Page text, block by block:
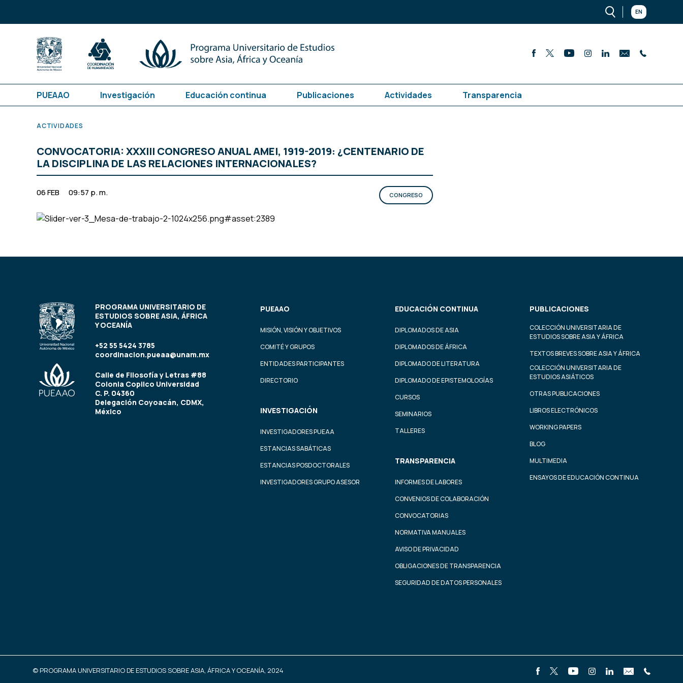
EN
PUEAAO Investigación Educación continua Publicaciones Actividades Transparencia
ACTIVIDADES
CONVOCATORIA: XXXIII CONGRESO ANUAL AMEI, 1919-2019: ¿CENTENARIO DE
LA DISCIPLINA DE LAS RELACIONES INTERNACIONALES?
06 FEB 09:57 p. m. CONGRESO
PROGRAMA UNIVERSITARIO DE
ESTUDIOS SOBRE ASIA, ÁFRICA
Y OCEANÍA
+52 55 5424 3785
coordinacion.pueaa@unam.mx
Calle de Filosofía y Letras #88
Colonia Copilco Universidad
C. P. 04360
Delegación Coyoacán, CDMX,
México
PUEAAO
MISIÓN, VISIÓN Y OBJETIVOS
COMITÉ Y GRUPOS
ENTIDADES PARTICIPANTES
DIRECTORIO
INVESTIGACIÓN
INVESTIGADORES PUEAA
ESTANCIAS SABÁTICAS
ESTANCIAS POSDOCTORALES
INVESTIGADORES GRUPO ASESOR
EDUCACIÓN CONTINUA
DIPLOMADOS DE ASIA
DIPLOMADOS DE ÁFRICA
DIPLOMADO DE LITERATURA
DIPLOMADO DE EPISTEMOLOGÍAS
CURSOS
SEMINARIOS
TALLERES
TRANSPARENCIA
INFORMES DE LABORES
CONVENIOS DE COLABORACIÓN
CONVOCATORIAS
NORMATIVA MANUALES
AVISO DE PRIVACIDAD
OBLIGACIONES DE TRANSPARENCIA
SEGURIDAD DE DATOS PERSONALES
PUBLICACIONES
COLECCIÓN UNIVERSITARIA DE
ESTUDIOS SOBRE ASIA Y ÁFRICA
TEXTOS BREVES SOBRE ASIA Y ÁFRICA
COLECCIÓN UNIVERSITARIA DE
ESTUDIOS ASIÁTICOS
OTRAS PUBLICACIONES
LIBROS ELECTRÓNICOS
WORKING PAPERS
BLOG
MULTIMEDIA
ENSAYOS DE EDUCACIÓN CONTINUA
© PROGRAMA UNIVERSITARIO DE ESTUDIOS SOBRE ASIA, ÁFRICA Y OCEANÍA, 2024